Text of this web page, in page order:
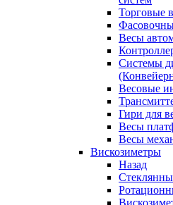
Торговые
Весы
Системы
Весовые
Гири для
Весы
Весы
Вискозиметры
Назад